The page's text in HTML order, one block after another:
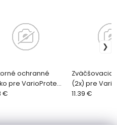
ochranné
pre VarioProtect
2 - 10 ks
€
Zväčšovacia
(2x) pre
XXL W
11.39 €